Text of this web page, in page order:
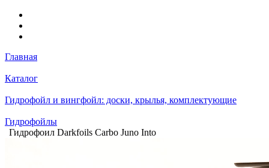
Главная
Каталог
Гидрофойл и вингфойл: доски, крылья, комплектующие
Гидрофойлы
Гидрофоил Darkfoils Carbo Juno Into